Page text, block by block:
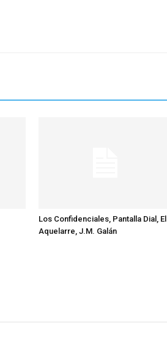
Los Confidenciales, Pantalla Dial, El
Aquelarre, J.M. Galán